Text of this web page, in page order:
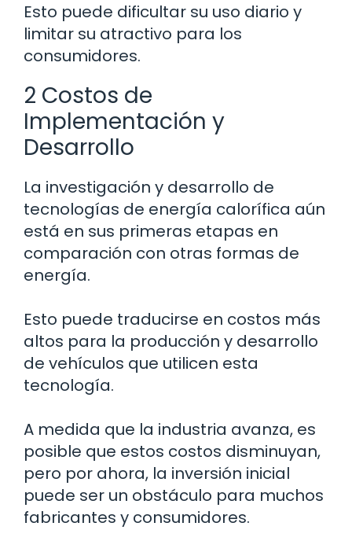
Esto puede dificultar su uso diario y
limitar su atractivo para los
consumidores.
2 Costos de
Implementación y
Desarrollo
La investigación y desarrollo de
tecnologías de energía calorífica aún
está en sus primeras etapas en
comparación con otras formas de
energía.
Esto puede traducirse en costos más
altos para la producción y desarrollo
de vehículos que utilicen esta
tecnología.
A medida que la industria avanza, es
posible que estos costos disminuyan,
pero por ahora, la inversión inicial
puede ser un obstáculo para muchos
fabricantes y consumidores.